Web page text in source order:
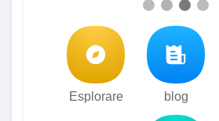
Esplorare blog